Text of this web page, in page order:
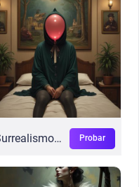
Surrealismo Flux Probar